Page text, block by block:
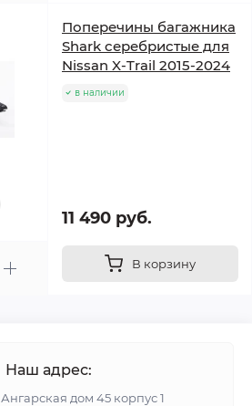
Поперечины багажника
Shark серебристые для
Nissan X-Trail 2015-2024
в наличии
11 490 руб.
В корзину
Наш адрес:
дом 45 корпус 1